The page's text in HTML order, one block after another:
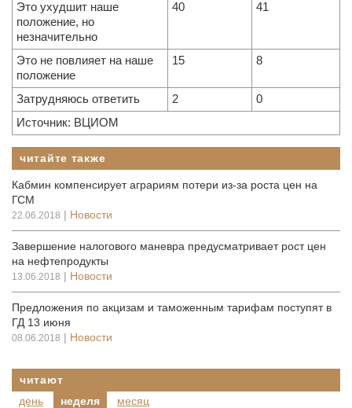
Это ухудшит наше
положение, но
незначительно
40 41
Это не повлияет на наше
положение
15 8
Затрудняюсь ответить 2
0
Источник: ВЦИОМ
читайте также
Кабмин компенсирует аграриям потери из-за роста цен на
ГСМ
22.06.2018 | Новости
Завершение налогового маневра предусматривает рост цен
на нефтепродукты
13.06.2018 | Новости
Предложения по акцизам и таможенным тарифам поступят в
ГД 13 июня
08.06.2018 | Новости
читают
день
неделя месяц